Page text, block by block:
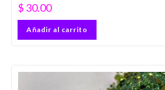
$ 30.00
Añadir al carrito